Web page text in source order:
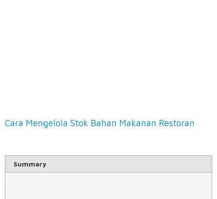
Cara Mengelola Stok Bahan Makanan Restoran
Summary